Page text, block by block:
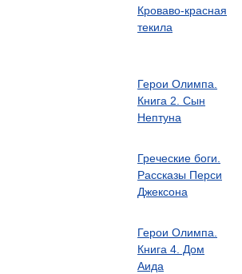
Кроваво-красная
текила
Герои Олимпа.
Книга 2. Сын
Нептуна
Греческие боги.
Рассказы Перси
Джексона
Герои Олимпа.
Книга 4. Дом
Аида